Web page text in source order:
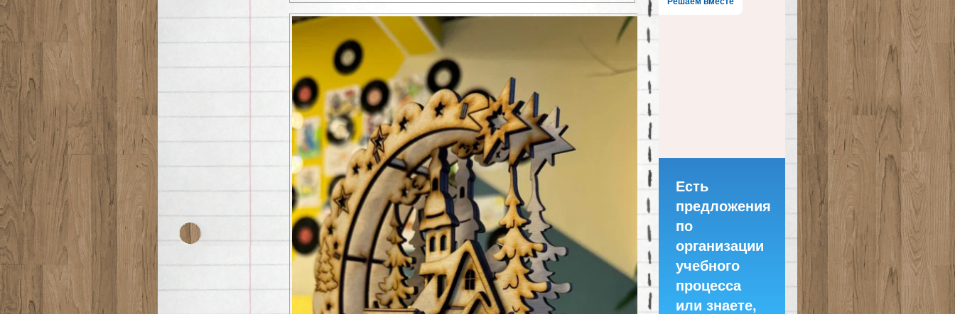
Есть
предложения
по
организации
учебного
процесса
или знаете,